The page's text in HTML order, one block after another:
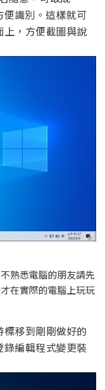
識別。這樣就可
，方便截圖與說
熟悉電腦的朋友請先
在實際的電腦上玩玩
移到剛剛做好的
編輯程式變更裝